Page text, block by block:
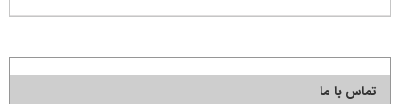
تماس با ما